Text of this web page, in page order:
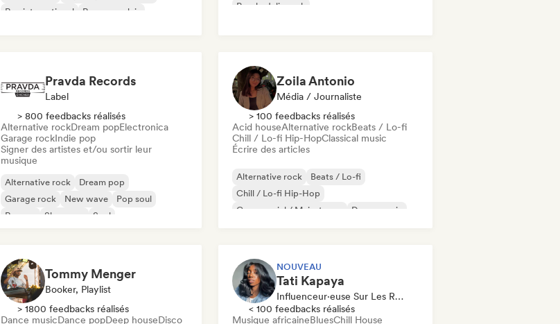
Rap international
Rap en anglais
Psychedelic rock
Pravda Records
Label
> 800 feedbacks réalisés
Alternative rockDream popElectronica
Garage rockIndie pop
Signer des artistes et/ou sortir leur
musique
Alternative rock
Dream pop
Garage rock
New wave
Pop soul
Reggae
Shoegaze Soul
Zoila Antonio
Média / Journaliste
> 100 feedbacks réalisés
Acid houseAlternative rockBeats / Lo-fi
Chill / Lo-fi Hip-HopClassical music
Écrire des articles
Alternative rock
Beats / Lo-fi
Chill / Lo-fi Hip-Hop
Commercial / Mainstream
Dance music
Tommy Menger
Booker, Playlist
> 1800 feedbacks réalisés
Dance musicDance popDeep houseDisco
NOUVEAU
Tati Kapaya
Influenceur·euse Sur Les Réseaux Sociaux
< 100 feedbacks réalisés
Musique africaineBluesChill House